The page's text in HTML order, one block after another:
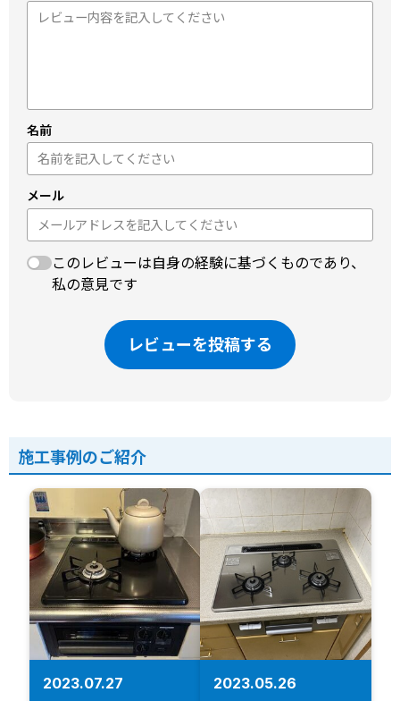
名前
メール
このレビューは自身の経験に基づくものであり、
私の意見です
レビューを投稿する
施工事例のご紹介
2023.07.27 2023.05.26